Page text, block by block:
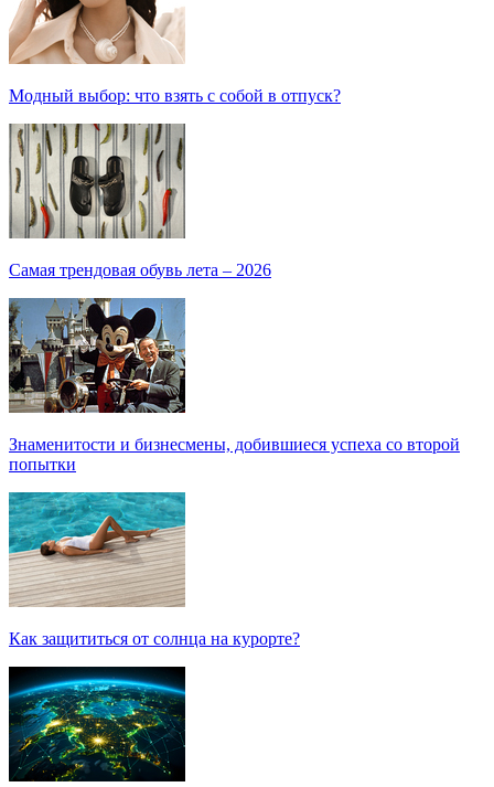
Модный выбор: что взять с собой в отпуск?
Самая трендовая обувь лета – 2026
Знаменитости и бизнесмены, добившиеся успеха со второй
попытки
Как защититься от солнца на курорте?